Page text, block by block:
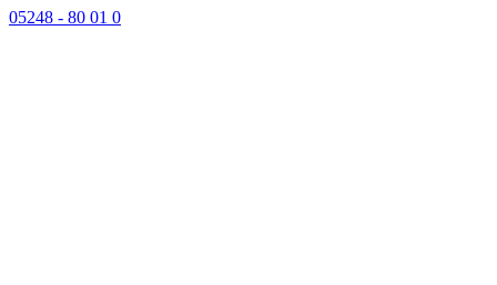
05248 - 80 01 0